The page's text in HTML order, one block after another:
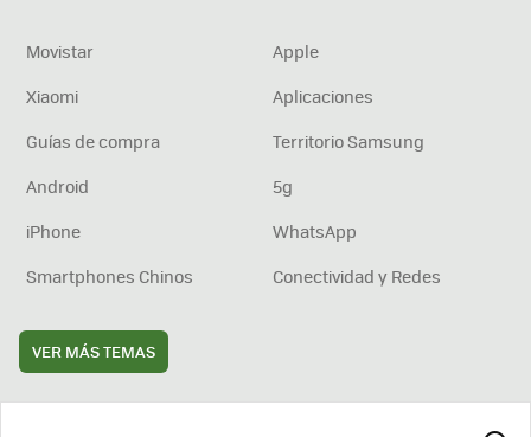
Movistar
Apple
Xiaomi
Aplicaciones
Guías de compra
Territorio Samsung
Android
5g
iPhone
WhatsApp
Smartphones Chinos
Conectividad y Redes
VER MÁS TEMAS